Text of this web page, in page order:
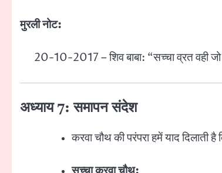
मुरली नोट:
20-10-2017 – शिव बाबा: “सच्चा व्रत वही
अध्याय 7: समापन संदेश
करवा चौथ की परंपरा हमें याद